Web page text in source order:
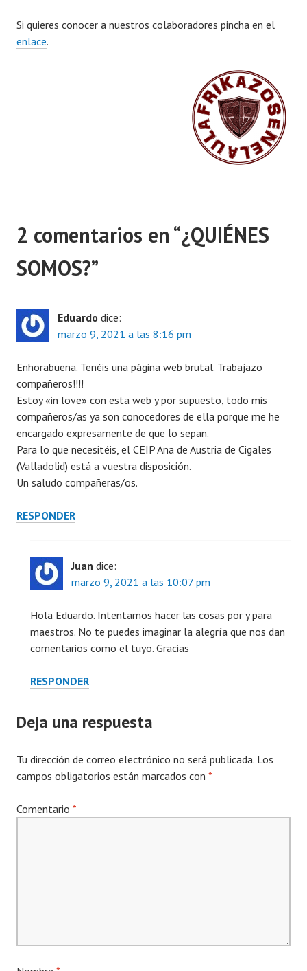
Si quieres conocer a nuestros colaboradores pincha en el
enlace.
2 comentarios en “¿QUIÉNES
SOMOS?”
Eduardo dice:
marzo 9, 2021 a las 8:16 pm
Enhorabuena. Tenéis una página web brutal. Trabajazo
compañeros!!!!
Estoy «in love» con esta web y por supuesto, todo mis
compañeros/as ya son conocedores de ella porque me he
encargado expresamente de que lo sepan.
Para lo que necesitéis, el CEIP Ana de Austria de Cigales
(Valladolid) está a vuestra disposición.
Un saludo compañeras/os.
RESPONDER
Juan dice:
marzo 9, 2021 a las 10:07 pm
Hola Eduardo. Intentamos hacer las cosas por y para
maestros. No te puedes imaginar la alegría que nos dan
comentarios como el tuyo. Gracias
RESPONDER
Deja una respuesta
Tu dirección de correo electrónico no será publicada. Los
campos obligatorios están marcados con *
Comentario *